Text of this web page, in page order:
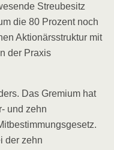
Streubesitz
die 80 Prozent noch
Aktionärsstruktur mit
der Praxis
Das Gremium hat
und zehn
der zehn